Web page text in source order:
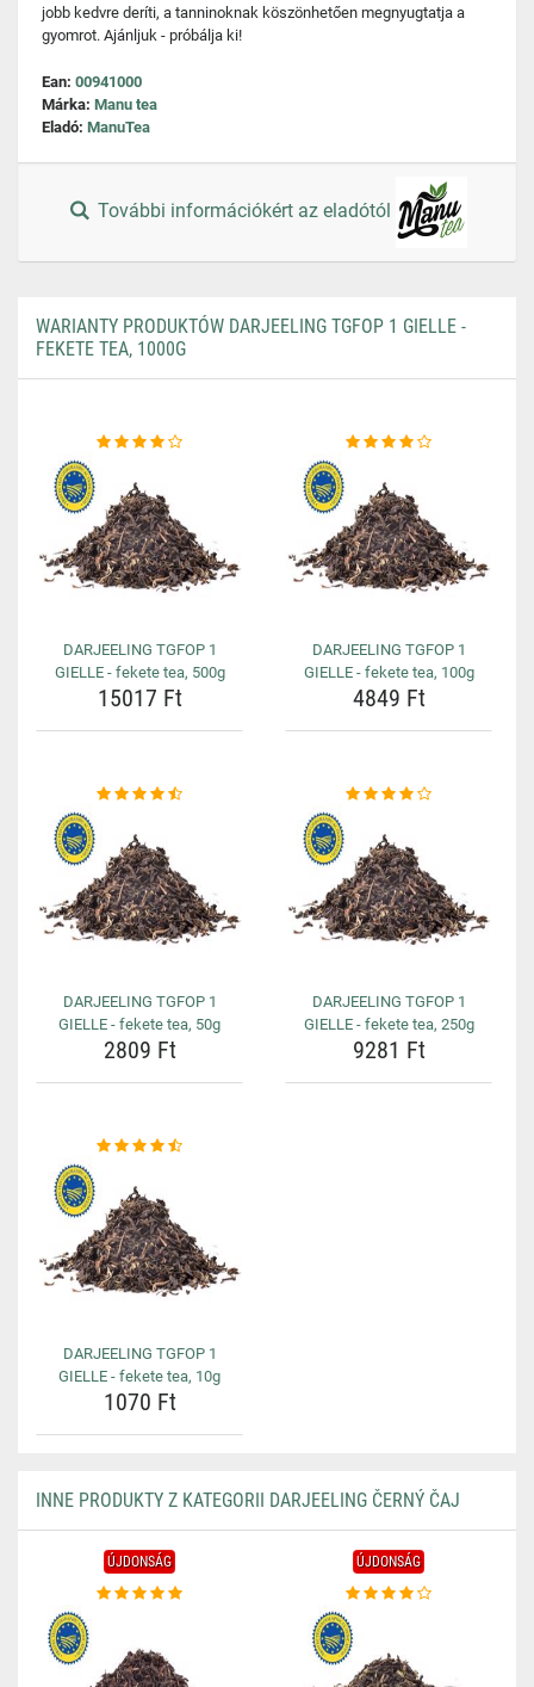
jobb kedvre deríti, a tanninoknak köszönhetően megnyugtatja a
gyomrot. Ajánljuk - próbálja ki!
Ean: 00941000
Márka: Manu tea
Eladó: ManuTea
További információkért az eladótól
WARIANTY PRODUKTÓW DARJEELING TGFOP 1 GIELLE -
FEKETE TEA, 1000G
DARJEELING TGFOP 1
GIELLE - fekete tea, 500g
15017 Ft
DARJEELING TGFOP 1
GIELLE - fekete tea, 100g
4849 Ft
DARJEELING TGFOP 1
GIELLE - fekete tea, 50g
2809 Ft
DARJEELING TGFOP 1
GIELLE - fekete tea, 250g
9281 Ft
DARJEELING TGFOP 1
GIELLE - fekete tea, 10g
1070 Ft
INNE PRODUKTY Z KATEGORII DARJEELING ČERNÝ ČAJ
ÚJDONSÁG ÚJDONSÁG